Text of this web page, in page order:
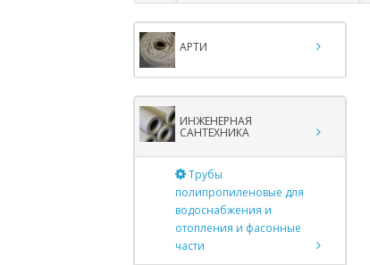
АРТИ
ИНЖЕНЕРНАЯ
САНТЕХНИКА
Трубы
полипропиленовые для
водоснабжения и
отопления и фасонные
части